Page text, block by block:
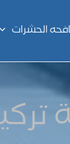
الحشرات